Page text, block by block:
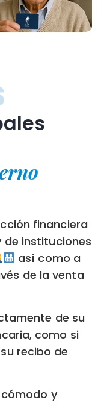
financiera
instituciones
así como a
de la venta
de su
como si
recibo de
y